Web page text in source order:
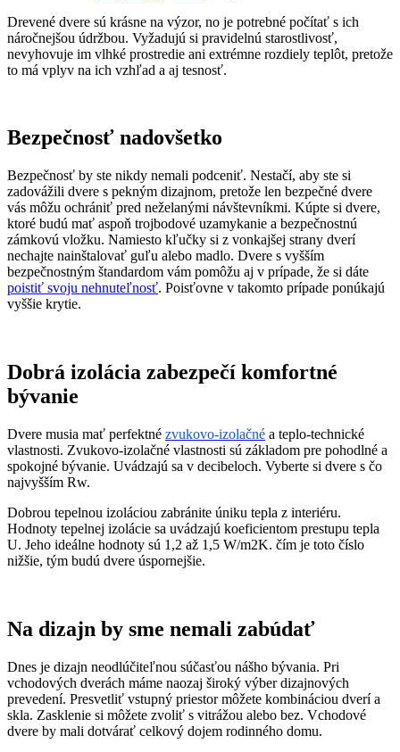
Drevené dvere sú krásne na výzor, no je potrebné počítať s ich
náročnejšou údržbou. Vyžadujú si pravidelnú starostlivosť,
nevyhovuje im vlhké prostredie ani extrémne rozdiely teplôt, pretože
to má vplyv na ich vzhľad a aj tesnosť.
Bezpečnosť nadovšetko
Bezpečnosť by ste nikdy nemali podceniť. Nestačí, aby ste si
zadovážili dvere s pekným dizajnom, pretože len bezpečné dvere
vás môžu ochrániť pred neželanými návštevníkmi. Kúpte si dvere,
ktoré budú mať aspoň trojbodové uzamykanie a bezpečnostnú
zámkovú vložku. Namiesto kľučky si z vonkajšej strany dverí
nechajte nainštalovať guľu alebo madlo. Dvere s vyšším
bezpečnostným štandardom vám pomôžu aj v prípade, že si dáte
poistiť svoju nehnuteľnosť. Poisťovne v takomto prípade ponúkajú
vyššie krytie.
Dobrá izolácia zabezpečí komfortné
bývanie
Dvere musia mať perfektné zvukovo-izolačné a teplo-technické
vlastnosti. Zvukovo-izolačné vlastnosti sú základom pre pohodlné a
spokojné bývanie. Uvádzajú sa v decibeloch. Vyberte si dvere s čo
najvyšším Rw.
Dobrou tepelnou izoláciou zabránite úniku tepla z interiéru.
Hodnoty tepelnej izolácie sa uvádzajú koeficientom prestupu tepla
U. Jeho ideálne hodnoty sú 1,2 až 1,5 W/m2K. čím je toto číslo
nižšie, tým budú dvere úspornejšie.
Na dizajn by sme nemali zabúdať
Dnes je dizajn neodlúčiteľnou súčasťou nášho bývania. Pri
vchodových dverách máme naozaj široký výber dizajnových
prevedení. Presvetliť vstupný priestor môžete kombináciou dverí a
skla. Zasklenie si môžete zvoliť s vitrážou alebo bez. Vchodové
dvere by mali dotvárať celkový dojem rodinného domu.